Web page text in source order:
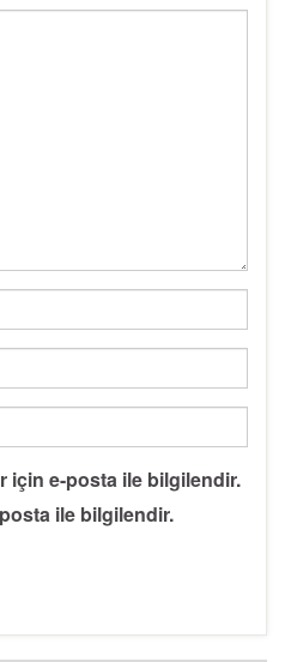
için e-posta ile bilgilendir.
ile bilgilendir.